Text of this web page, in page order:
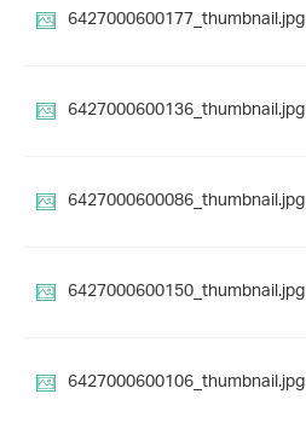
6427000600177_thumbnail.jpg
6427000600136_thumbnail.jpg
6427000600086_thumbnail.jpg
6427000600150_thumbnail.jpg
6427000600106_thumbnail.jpg